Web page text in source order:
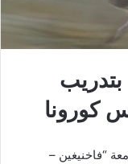
كورونا
“فاخنيغين –